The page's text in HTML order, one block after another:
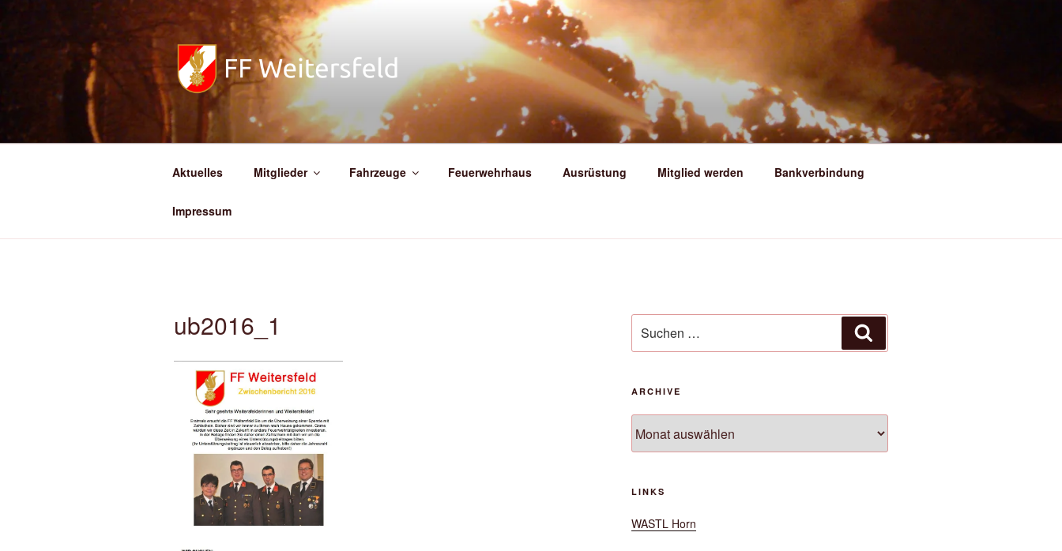
springen
FREIWILLIGE FEUERWEHR WEITERSFELD
Aktuelles Mitglieder Fahrzeuge Feuerwehrhaus Ausrüstung Mitglied werden Bankverbindung
Impressum
ub2016_1
nach:
ARCHIVE
LINKS
WASTL Horn